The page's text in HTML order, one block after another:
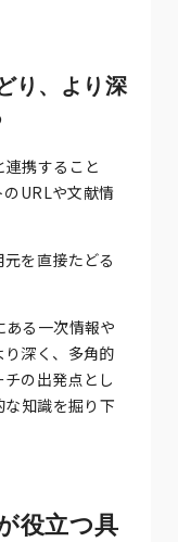
り、より深
携すること
URLや文献情
を直接たどる
る一次情報や
深く、多角的
の出発点とし
知識を掘り下
役立つ具